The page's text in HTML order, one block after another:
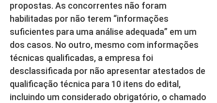
propostas. As concorrentes não foram
habilitadas por não terem “informações
suficientes para uma análise adequada” em um
dos casos. No outro, mesmo com informações
técnicas qualificadas, a empresa foi
desclassificada por não apresentar atestados de
qualificação técnica para 10 itens do edital,
incluindo um considerado obrigatório, o chamado